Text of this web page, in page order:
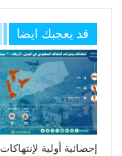
قد يعجبك ايضا
إحصائية أولية لإنتهاكات